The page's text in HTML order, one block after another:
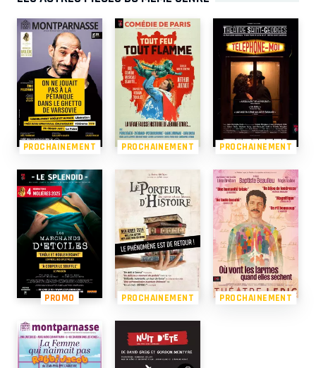
PROCHAINEMENT PROCHAINEMENT PROCHAINEMENT
PROMO PROCHAINEMENT PROCHAINEMENT